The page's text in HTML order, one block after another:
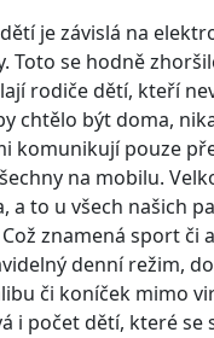
je závislá na
Toto se hodně
rodiče dětí, kteří
chtělo být doma,
komunikují pouze
na mobilu.
a to u všech našich
znamená sport či
denní režim,
či koníček mimo
i počet dětí, které se